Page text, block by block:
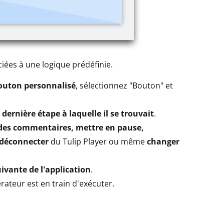
à une logique prédéfinie.
personnalisé, sélectionnez "Bouton" et
dernière étape à laquelle il se trouvait.
commentaires, mettre en pause,
du Tulip Player ou mêmechanger
de l'application.
est en train d'exécuter.